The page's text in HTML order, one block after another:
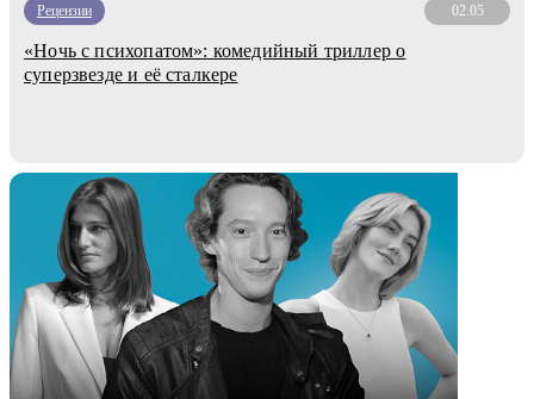
Рецензии 02.05
«Ночь с психопатом»: комедийный триллер о
суперзвезде и её сталкере